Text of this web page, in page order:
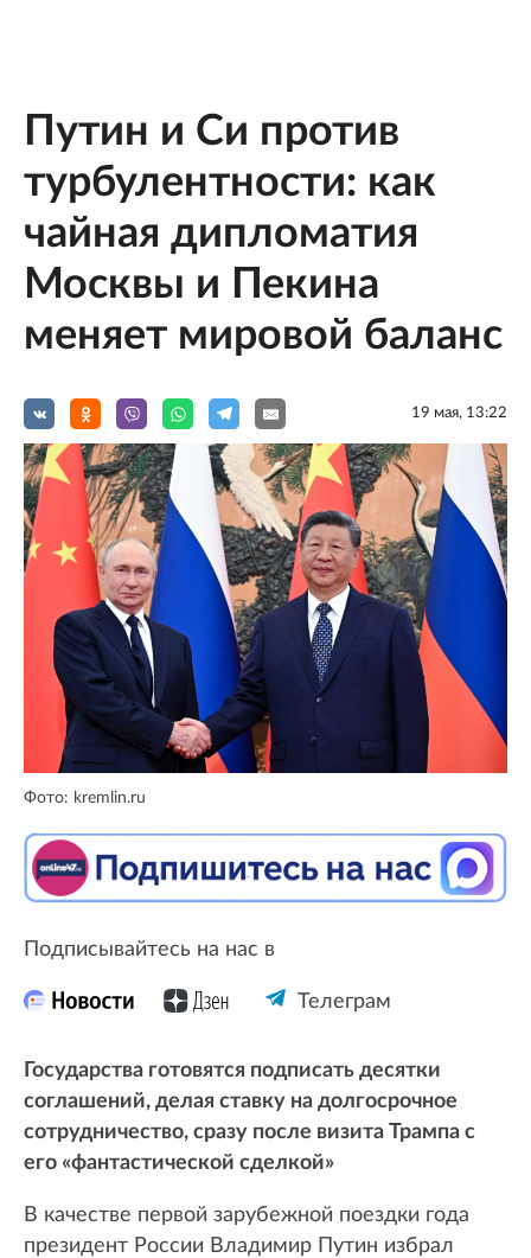
Путин и Си против
турбулентности: как
чайная дипломатия
Москвы и Пекина
меняет мировой баланс
19 мая, 13:22
Фото: kremlin.ru
Подписывайтесь на нас в
Телеграм
Государства готовятся подписать десятки
соглашений, делая ставку на долгосрочное
сотрудничество, сразу после визита Трампа с
его «фантастической сделкой»
В качестве первой зарубежной поездки года
президент России Владимир Путин избрал